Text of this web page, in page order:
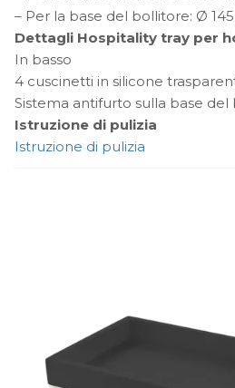
– Per la base del bollitore: Ø
Dettagli Hospitality tray per
In basso
4 cuscinetti in silicone
Sistema antifurto sulla base del
Istruzione di pulizia
Istruzione di pulizia